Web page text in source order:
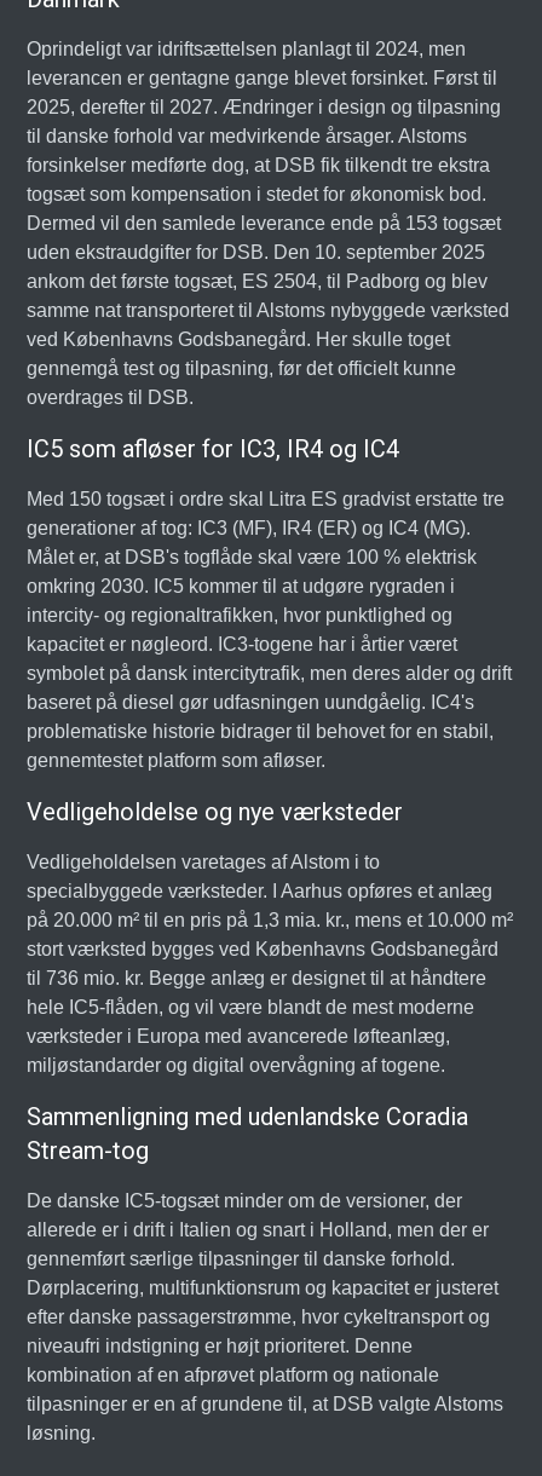
Oprindeligt var idriftsættelsen planlagt til 2024, men
leverancen er gentagne gange blevet forsinket. Først til
2025, derefter til 2027. Ændringer i design og tilpasning
til danske forhold var medvirkende årsager. Alstoms
forsinkelser medførte dog, at DSB fik tilkendt tre ekstra
togsæt som kompensation i stedet for økonomisk bod.
Dermed vil den samlede leverance ende på 153 togsæt
uden ekstraudgifter for DSB. Den 10. september 2025
ankom det første togsæt, ES 2504, til Padborg og blev
samme nat transporteret til Alstoms nybyggede værksted
ved Københavns Godsbanegård. Her skulle toget
gennemgå test og tilpasning, før det officielt kunne
overdrages til DSB.
IC5 som afløser for IC3, IR4 og IC4
Med 150 togsæt i ordre skal Litra ES gradvist erstatte tre
generationer af tog: IC3 (MF), IR4 (ER) og IC4 (MG).
Målet er, at DSB's togflåde skal være 100 % elektrisk
omkring 2030. IC5 kommer til at udgøre rygraden i
intercity- og regionaltrafikken, hvor punktlighed og
kapacitet er nøgleord. IC3-togene har i årtier været
symbolet på dansk intercitytrafik, men deres alder og drift
baseret på diesel gør udfasningen uundgåelig. IC4's
problematiske historie bidrager til behovet for en stabil,
gennemtestet platform som afløser.
Vedligeholdelse og nye værksteder
Vedligeholdelsen varetages af Alstom i to
specialbyggede værksteder. I Aarhus opføres et anlæg
på 20.000 m² til en pris på 1,3 mia. kr., mens et 10.000 m²
stort værksted bygges ved Københavns Godsbanegård
til 736 mio. kr. Begge anlæg er designet til at håndtere
hele IC5-flåden, og vil være blandt de mest moderne
værksteder i Europa med avancerede løfteanlæg,
miljøstandarder og digital overvågning af togene.
Sammenligning med udenlandske Coradia
Stream-tog
De danske IC5-togsæt minder om de versioner, der
allerede er i drift i Italien og snart i Holland, men der er
gennemført særlige tilpasninger til danske forhold.
Dørplacering, multifunktionsrum og kapacitet er justeret
efter danske passagerstrømme, hvor cykeltransport og
niveaufri indstigning er højt prioriteret. Denne
kombination af en afprøvet platform og nationale
tilpasninger er en af grundene til, at DSB valgte Alstoms
løsning.